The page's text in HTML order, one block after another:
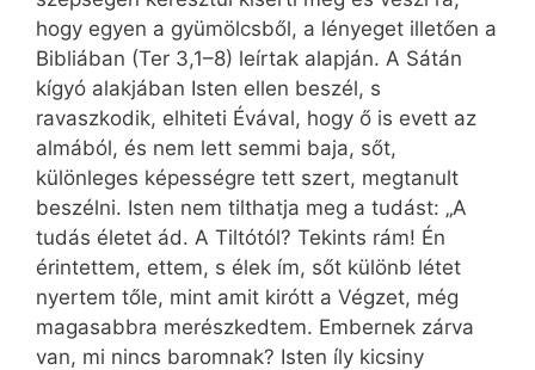
hogy egyen a gyümölcsből, a lényeget illetően a
Bibliában (Ter 3,1–8) leírtak alapján. A Sátán
kígyó alakjában Isten ellen beszél, s
ravaszkodik, elhiteti Évával, hogy ő is evett az
almából, és nem lett semmi baja, sőt,
különleges képességre tett szert, megtanult
beszélni. Isten nem tilthatja meg a tudást: „A
tudás életet ád. A Tiltótól? Tekints rám! Én
érintettem, ettem, s élek ím, sőt különb létet
nyertem tőle, mint amit kirótt a Végzet, még
magasabbra merészkedtem. Embernek zárva
van, mi nincs baromnak? Isten íly kicsiny